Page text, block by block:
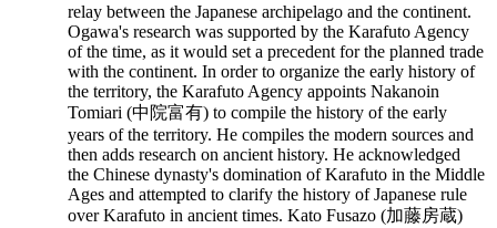
relay between the Japanese archipelago and the continent.
Ogawa's research was supported by the Karafuto Agency
of the time, as it would set a precedent for the planned trade
with the continent. In order to organize the early history of
the territory, the Karafuto Agency appoints Nakanoin
Tomiari (中院富有) to compile the history of the early
years of the territory. He compiles the modern sources and
then adds research on ancient history. He acknowledged
the Chinese dynasty's domination of Karafuto in the Middle
Ages and attempted to clarify the history of Japanese rule
over Karafuto in ancient times. Kato Fusazo (加藤房蔵)